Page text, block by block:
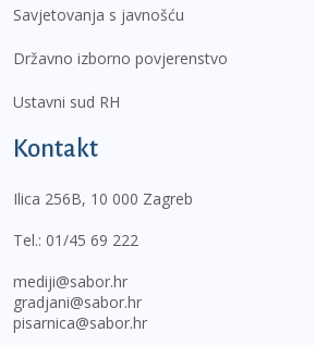
Savjetovanja s javnošću
Državno izborno povjerenstvo
Ustavni sud RH
Kontakt
Ilica 256B, 10 000 Zagreb
Tel.: 01/45 69 222
mediji@sabor.hr
gradjani@sabor.hr
pisarnica@sabor.hr